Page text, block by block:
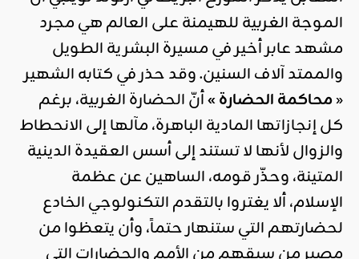
الموجة الغربية للهيمنة على العالم هي مجرد
مشهد عابر أخير في مسيرة البشرية الطويل
والممتد آلاف السنين. وقد حذر في كتابه الشهير
«محاكمة الحضارة »أنّ الحضارة الغربية، برغم
كل إنجازاتها المادية الباهرة، مآلها إلى الانحطاط
والزوال لأنها لا تستند إلى أسس العقيدة الدينية
المتينة، وحذّر قومه، الساهين عن عظمة
الإسلام، ألا يغتروا بالتقدم التكنولوجي الخادع
لحضارتهم التي ستنهار حتماً، وأن يتعظوا من